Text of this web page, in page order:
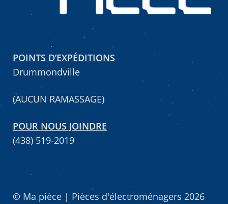
POINTS D’EXPÉDITIONS
Drummondville
(AUCUN RAMASSAGE)
POUR NOUS JOINDRE
(438) 519-2019
© Ma pièce | Pièces d'électroménagers 2026